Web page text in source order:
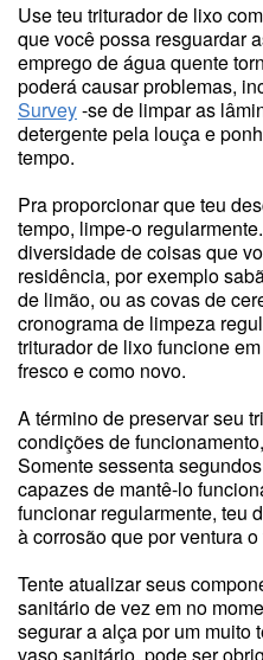
Use teu triturador de lixo
que você possa resguardar
emprego de água quente
poderá causar problemas,
Survey-se de limpar as
detergente pela louça e
tempo.
Pra proporcionar que teu
tempo, limpe-o regularmente.
diversidade de coisas que
residência, por exemplo
de limão, ou as covas de
cronograma de limpeza
triturador de lixo funcione
fresco e como novo.
A término de preservar seu
condições de
Somente sessenta
capazes de mantê-lo
funcionar regularmente, teu
à corrosão que por ventura
Tente atualizar seus
sanitário de vez em no
segurar a alça por um muito